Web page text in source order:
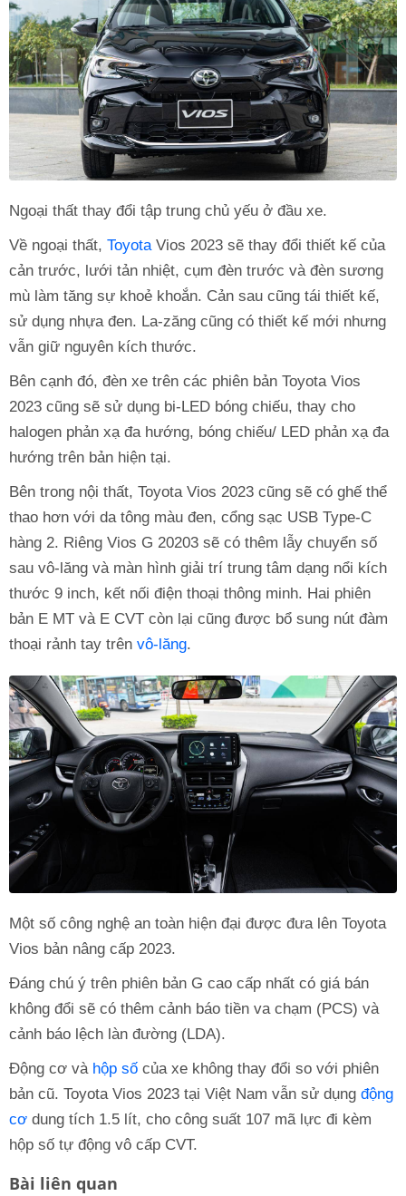
Ngoại thất thay đổi tập trung chủ yếu ở đầu xe.
Về ngoại thất, Toyota Vios 2023 sẽ thay đổi thiết kế của
cản trước, lưới tản nhiệt, cụm đèn trước và đèn sương
mù làm tăng sự khoẻ khoắn. Cản sau cũng tái thiết kế,
sử dụng nhựa đen. La-zăng cũng có thiết kế mới nhưng
vẫn giữ nguyên kích thước.
Bên cạnh đó, đèn xe trên các phiên bản Toyota Vios
2023 cũng sẽ sử dụng bi-LED bóng chiếu, thay cho
halogen phản xạ đa hướng, bóng chiếu/ LED phản xạ đa
hướng trên bản hiện tại.
Bên trong nội thất, Toyota Vios 2023 cũng sẽ có ghế thể
thao hơn với da tông màu đen, cổng sạc USB Type-C
hàng 2. Riêng Vios G 20203 sẽ có thêm lẫy chuyển số
sau vô-lăng và màn hình giải trí trung tâm dạng nổi kích
thước 9 inch, kết nối điện thoại thông minh. Hai phiên
bản E MT và E CVT còn lại cũng được bổ sung nút đàm
thoại rảnh tay trên vô-lăng.
Một số công nghệ an toàn hiện đại được đưa lên Toyota
Vios bản nâng cấp 2023.
Đáng chú ý trên phiên bản G cao cấp nhất có giá bán
không đổi sẽ có thêm cảnh báo tiền va chạm (PCS) và
cảnh báo lệch làn đường (LDA).
Động cơ và hộp số của xe không thay đổi so với phiên
bản cũ. Toyota Vios 2023 tại Việt Nam vẫn sử dụng động
cơ dung tích 1.5 lít, cho công suất 107 mã lực đi kèm
hộp số tự động vô cấp CVT.
Bài liên quan